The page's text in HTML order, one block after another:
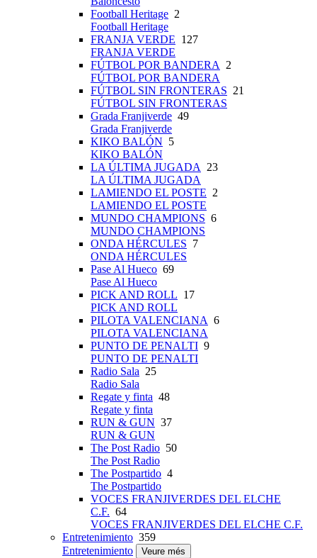
Football Heritage 2
Football Heritage
FRANJA VERDE 127
FRANJA VERDE
FÚTBOL POR BANDERA 2
FÚTBOL POR BANDERA
FÚTBOL SIN FRONTERAS 21
FÚTBOL SIN FRONTERAS
Grada Franjiverde 49
Grada Franjiverde
KIKO BALÓN 5
KIKO BALÓN
LA ÚLTIMA JUGADA 23
LA ÚLTIMA JUGADA
LAMIENDO EL POSTE 2
LAMIENDO EL POSTE
MUNDO CHAMPIONS 6
MUNDO CHAMPIONS
ONDA HÉRCULES 7
ONDA HÉRCULES
Pase Al Hueco 69
Pase Al Hueco
PICK AND ROLL 17
PICK AND ROLL
PILOTA VALENCIANA 6
PILOTA VALENCIANA
PUNTO DE PENALTI 9
PUNTO DE PENALTI
Radio Sala 25
Radio Sala
Regate y finta 48
Regate y finta
RUN & GUN 37
RUN & GUN
The Post Radio 50
The Post Radio
The Postpartido 4
The Postpartido
VOCES FRANJIVERDES DEL ELCHE
C.F. 64
VOCES FRANJIVERDES DEL ELCHE C.F.
Entretenimiento 359
Entretenimiento
Veure més